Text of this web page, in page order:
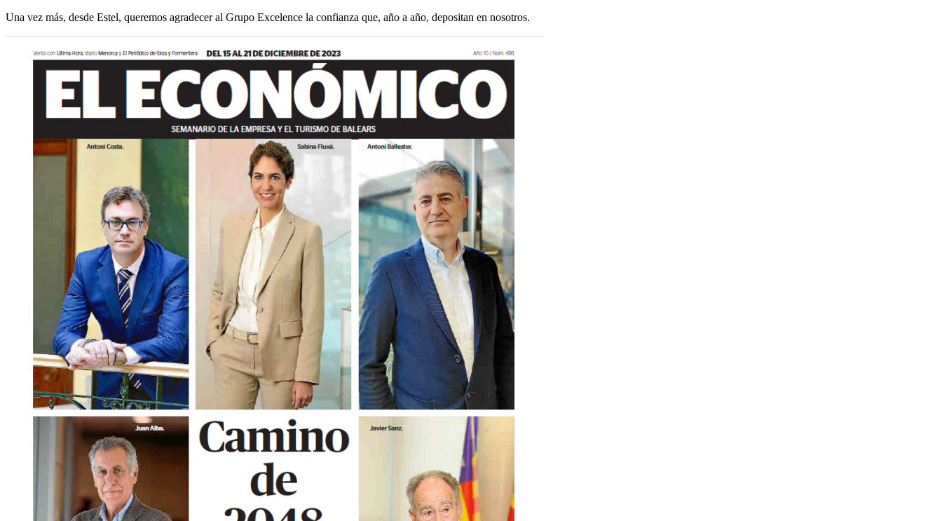
Una vez más, desde Estel, queremos agradecer al Grupo Excelence la confianza que, año a año, depositan en nosotros.